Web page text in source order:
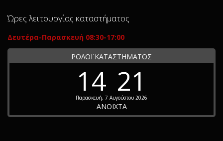
Ώρες λειτουργίας καταστήματος
Δευτέρα-Παρασκευή 08:30-17:00
ΡΟΛΟΪ ΚΑΤΑΣΤΗΜΑΤΟΣ
14 21
Παρασκευή, 7 Αυγούστου 2026
ΑΝΟΙΧΤΑ